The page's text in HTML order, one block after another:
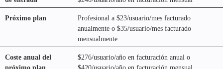
Próximo plan
Profesional a $23/usuario/mes facturado
anualmente o $35/usuario/mes facturado
mensualmente
Coste anual del
$276/usuario/año en facturación anual o